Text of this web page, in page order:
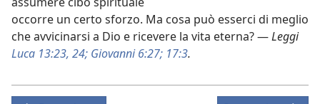
occorre un certo sforzo. Ma cosa può esserci di meglio
che avvicinarsi a Dio e ricevere la vita eterna? —Leggi
Luca 13:23, 24; Giovanni 6:27; 17:3.